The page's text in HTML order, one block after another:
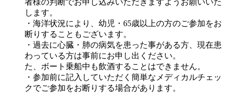
者様の判断でお申し込みいただきますようお願いいた
します。
・海洋状況により、幼児・65歳以上の方のご参加をお
断りすることもございます。
・過去に心臓・肺の病気を患った事がある方、現在患
わっている方は事前にお申し出ください。
た、ボート乗船中も飲酒することはできません。
・参加前に記入していただく簡単なメディカルチェッ
クでご参加をお断りする場合があります。